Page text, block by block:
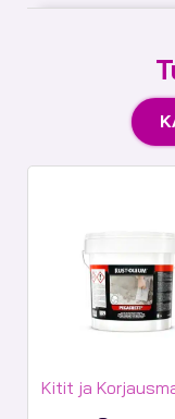
Kitit ja